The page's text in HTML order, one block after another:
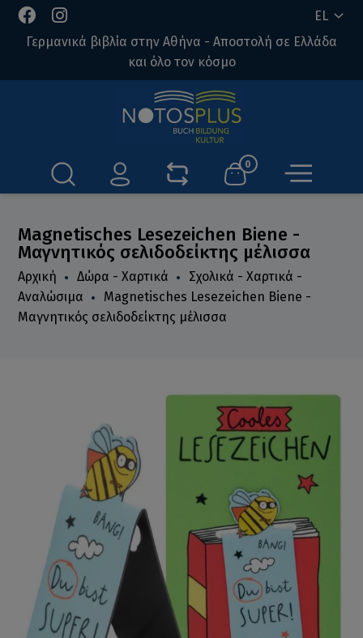
EL
Γερμανικά βιβλία στην Αθήνα - Αποστολή σε Ελλάδα
και όλο τον κόσμο
0
Magnetisches Lesezeichen Biene -
Μαγνητικός σελιδοδείκτης μέλισσα
Αρχική Δώρα - Χαρτικά
Σχολικά - Χαρτικά -
Αναλώσιμα
Magnetisches Lesezeichen Biene -
Μαγνητικός σελιδοδείκτης μέλισσα